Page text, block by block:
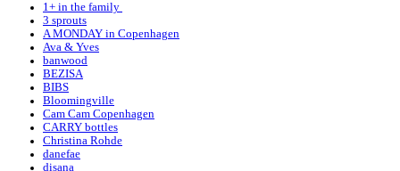
1+ in the family
3 sprouts
A MONDAY in Copenhagen
Ava & Yves
banwood
BEZISA
BIBS
Bloomingville
Cam Cam Copenhagen
CARRY bottles
Christina Rohde
danefae
disana